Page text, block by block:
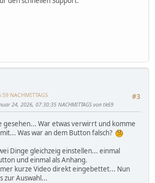
#3
NACHMITTAGS
24, 2026, 07:30:35 NACHMITTAGS von tk69
gesehen... War etwas verwirrt und komme
Was war an dem Button falsch?
Dinge gleichzeig einstellen... einmal
und einmal als Anhang.
kurze Video direkt eingebettet... Nun
zur Auswahl...